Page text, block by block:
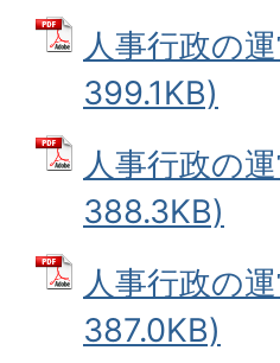
人事行政の
399.1KB)
人事行政の
388.3KB)
人事行政の
387.0KB)